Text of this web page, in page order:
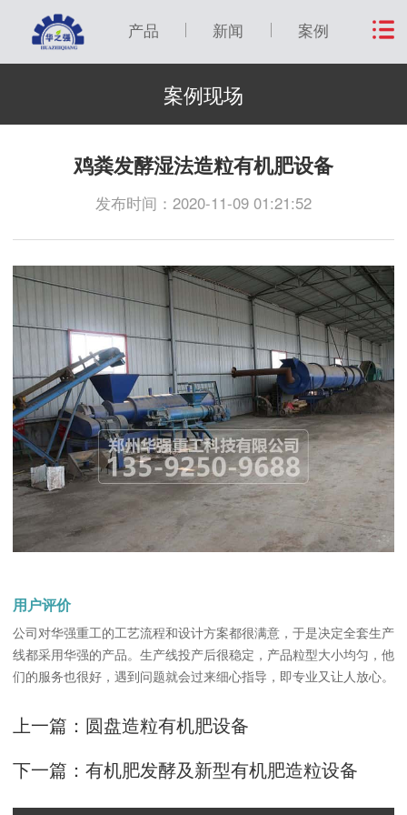
产品 新闻 案例
案例现场
鸡粪发酵湿法造粒有机肥设备
发布时间：2020-11-09 01:21:52
用户评价
公司对华强重工的工艺流程和设计方案都很满意，于是决定全套生产
线都采用华强的产品。生产线投产后很稳定，产品粒型大小均匀，他
们的服务也很好，遇到问题就会过来细心指导，即专业又让人放心。
上一篇： 圆盘造粒有机肥设备
下一篇： 有机肥发酵及新型有机肥造粒设备